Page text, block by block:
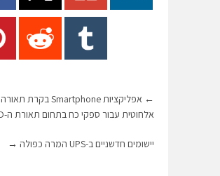
←
אפליקציות Smartphone בקרת תאורה
אלחוטית עבור ספקי כח בתחום תאורת ה-LED
יישומים חדשניים ב-UPS המרה כפולה →